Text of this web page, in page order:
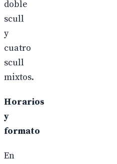
doble
scull
y
cuatro
scull
mixtos.
Horarios
y
formato
En